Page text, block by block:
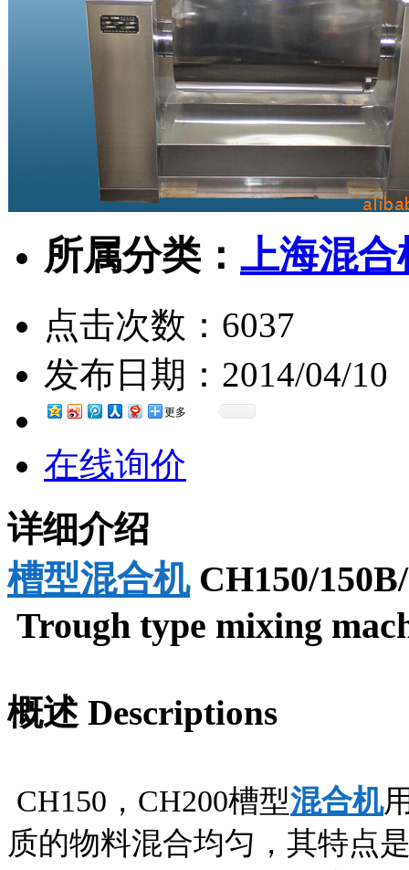
所属分类： 上海混合
点击次数： 6037
发布日期： 2014/04/10
更多
在线询价
详细介绍
槽型混合机 CH150/
Trough type mixing
概述 Descriptions
CH150，CH200槽型混合机
质的物料混合均匀，其特点